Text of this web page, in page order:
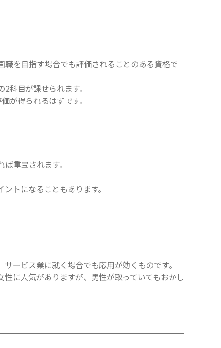
を目指す場合でも評価されることのある資格で
科目が課せられます。
が得られるはずです。
重宝されます。
トになることもあります。
ービス業に就く場合でも応用が効くものです。
に人気がありますが、男性が取っていてもおかし